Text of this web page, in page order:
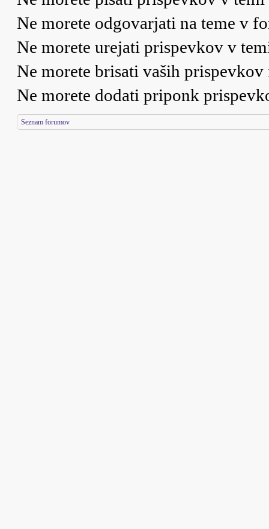
Ne morete odgovarjati na teme v
Ne morete urejati prispevkov v
Ne morete brisati vaših
Ne morete dodati priponk
Seznam forumov